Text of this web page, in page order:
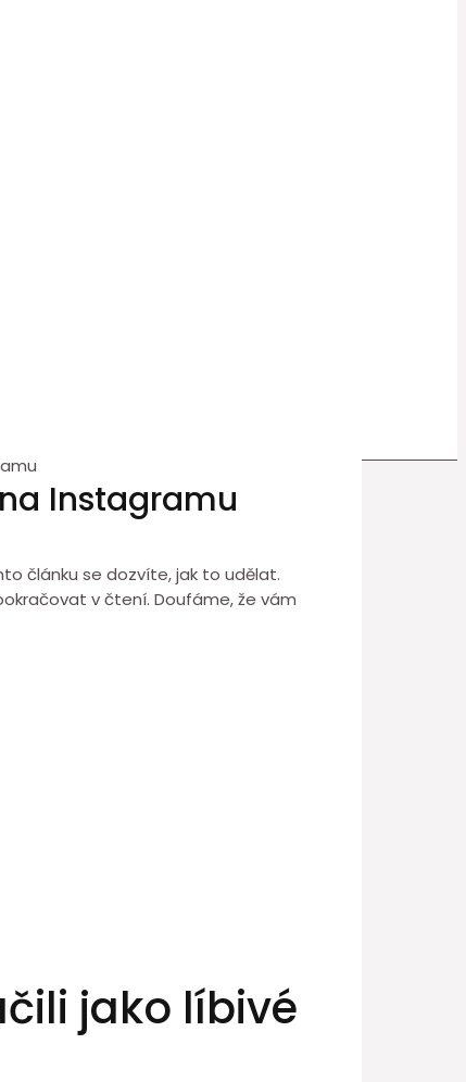
Instagramu
článku se dozvíte, jak to udělat.
v čtení. Doufáme, že vám
jako líbivé